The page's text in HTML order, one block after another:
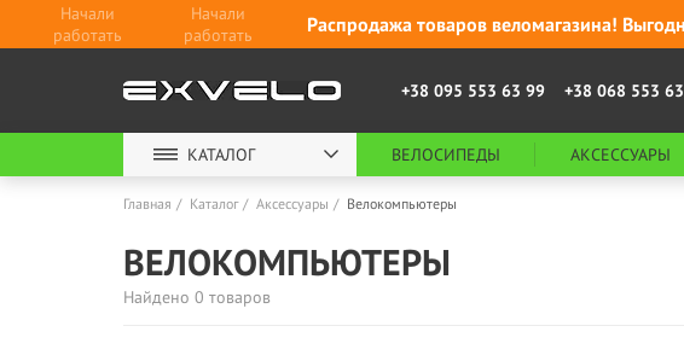
Начали
работать
Начали
работать
Распродажа товаров веломагазина!
+38 095 553 63 99 +38 068 553
КАТАЛОГ ВЕЛОСИПЕДЫ АКСЕССУАРЫ
Главная Каталог Аксессуары Велокомпьютеры
ВЕЛОКОМПЬЮТЕРЫ
Найдено 0 товаров